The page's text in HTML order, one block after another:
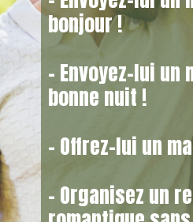
bonjour !
– Envoyez-lui un
bonne nuit !
– Offrez-lui un
– Organisez un